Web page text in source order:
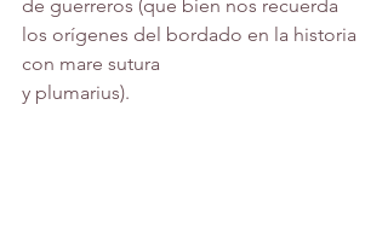
de guerreros (que bien nos recuerda
los orígenes del bordado en la historia
con mare sutura
y plumarius).